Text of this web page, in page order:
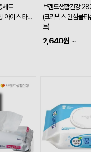
세트
아이스 타올
브랜드생활건강
(크리넥스 안심물
트)
2,640원 ~